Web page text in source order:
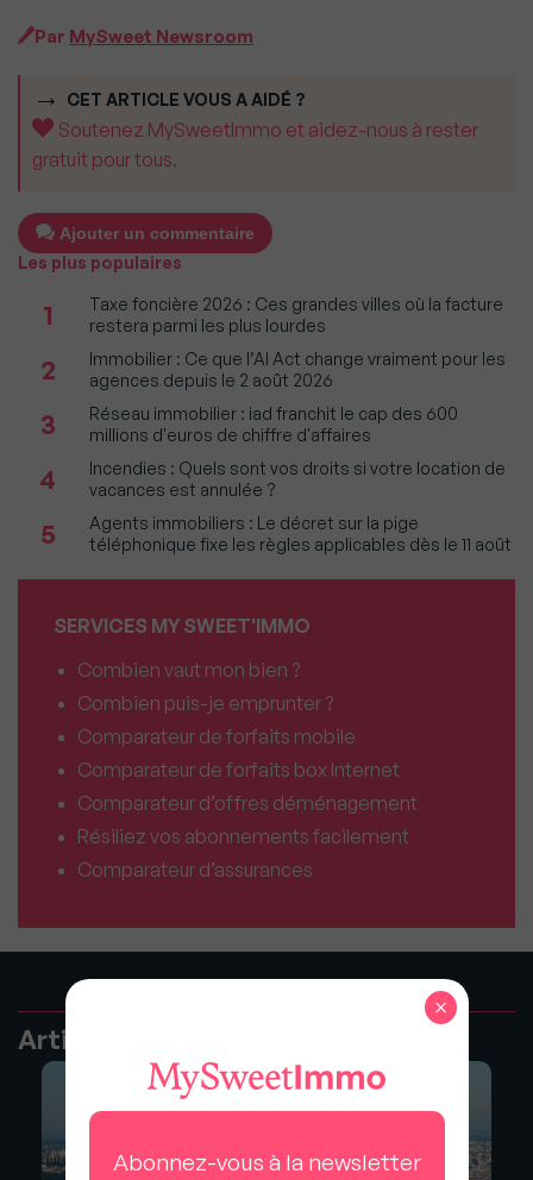
Par MySweet Newsroom
CET ARTICLE VOUS A AIDÉ ?
Soutenez MySweetImmo et aidez-nous à rester
gratuit pour tous.
Ajouter un commentaire
Les plus populaires
1
Taxe foncière 2026 : Ces grandes villes où la facture
restera parmi les plus lourdes
2
Immobilier : Ce que l’AI Act change vraiment pour les
agences depuis le 2 août 2026
3
Réseau immobilier : iad franchit le cap des 600
millions d'euros de chiffre d'affaires
4
Incendies : Quels sont vos droits si votre location de
vacances est annulée ?
5
Agents immobiliers : Le décret sur la pige
téléphonique fixe les règles applicables dès le 11 août
SERVICES MY SWEET'IMMO
Combien vaut mon bien ?
Combien puis-je emprunter ?
Comparateur de forfaits mobile
Comparateur de forfaits box Internet
Comparateur d’offres déménagement
Résiliez vos abonnements facilement
Comparateur d’assurances
Articles recommandés
Abonnez-vous à la newsletter
×